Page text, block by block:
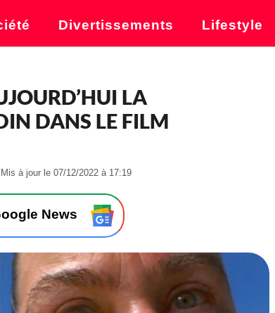
Divertissements Lifestyle
LA
DANS LE FILM
à jour le 07/12/2022 à 17:19
1
0
News